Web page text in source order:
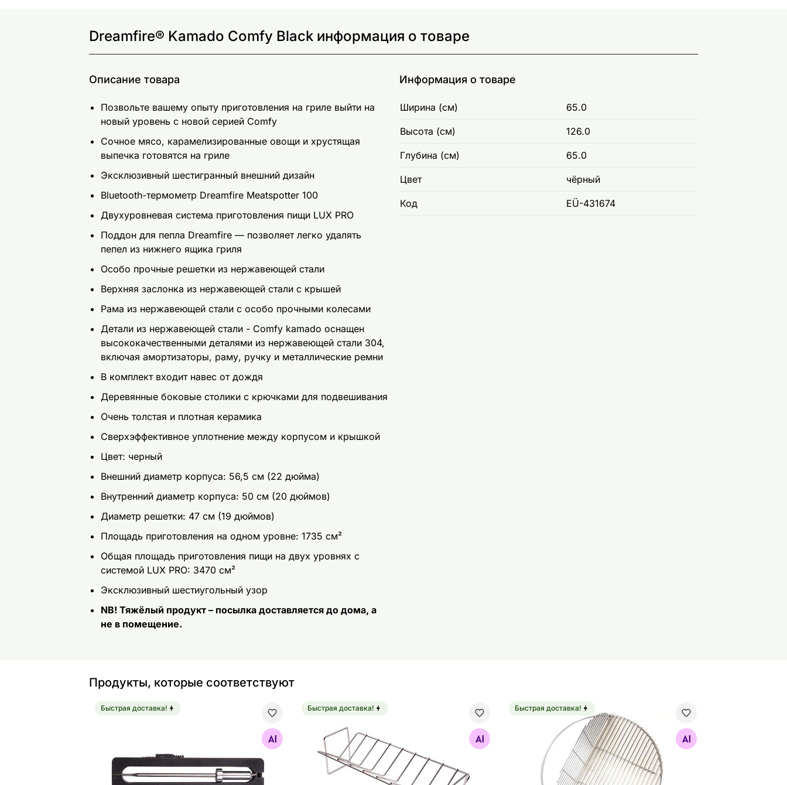
Dreamfire® Kamado Comfy Black информация о товаре
Описание товара
Позвольте вашему опыту приготовления на гриле выйти на
новый уровень с новой серией Comfy
Сочное мясо, карамелизированные овощи и хрустящая
выпечка готовятся на гриле
Эксклюзивный шестигранный внешний дизайн
Bluetooth-термометр Dreamfire Meatspotter 100
Двухуровневая система приготовления пищи LUX PRO
Поддон для пепла Dreamfire — позволяет легко удалять
пепел из нижнего ящика гриля
Особо прочные решетки из нержавеющей стали
Верхняя заслонка из нержавеющей стали с крышей
Рама из нержавеющей стали с особо прочными колесами
Детали из нержавеющей стали - Comfy kamado оснащен
высококачественными деталями из нержавеющей стали 304,
включая амортизаторы, раму, ручку и металлические ремни
В комплект входит навес от дождя
Деревянные боковые столики с крючками для подвешивания
Очень толстая и плотная керамика
Сверхэффективное уплотнение между корпусом и крышкой
Цвет: чeрный
Внешний диаметр корпуса: 56,5 см (22 дюйма)
Внутренний диаметр корпуса: 50 см (20 дюймов)
Диаметр решетки: 47 см (19 дюймов)
Площадь приготовления на одном уровне: 1735 см²
Общая площадь приготовления пищи на двух уровнях с
системой LUX PRO: 3470 см²
Эксклюзивный шестиугольный узор
NB! Тяжёлый продукт – посылка доставляется до дома, а
не в помещение.
Информация о товаре
Ширина (см) 65.0
Высота (см) 126.0
Глубина (см) 65.0
Цвет чёрный
Код EÜ-431674
Продукты, которые соответствуют
Дополнительный зонд Dreamfire® для Bluetooth-термометра
Быстрая доставка!
Dreamfire® решетка для ребер Classic
Быстрая доставка!
Решетка для гриля Dreamfire® Classic S Ø 32,5 см
Найдите похожие
Быстрая доставка!